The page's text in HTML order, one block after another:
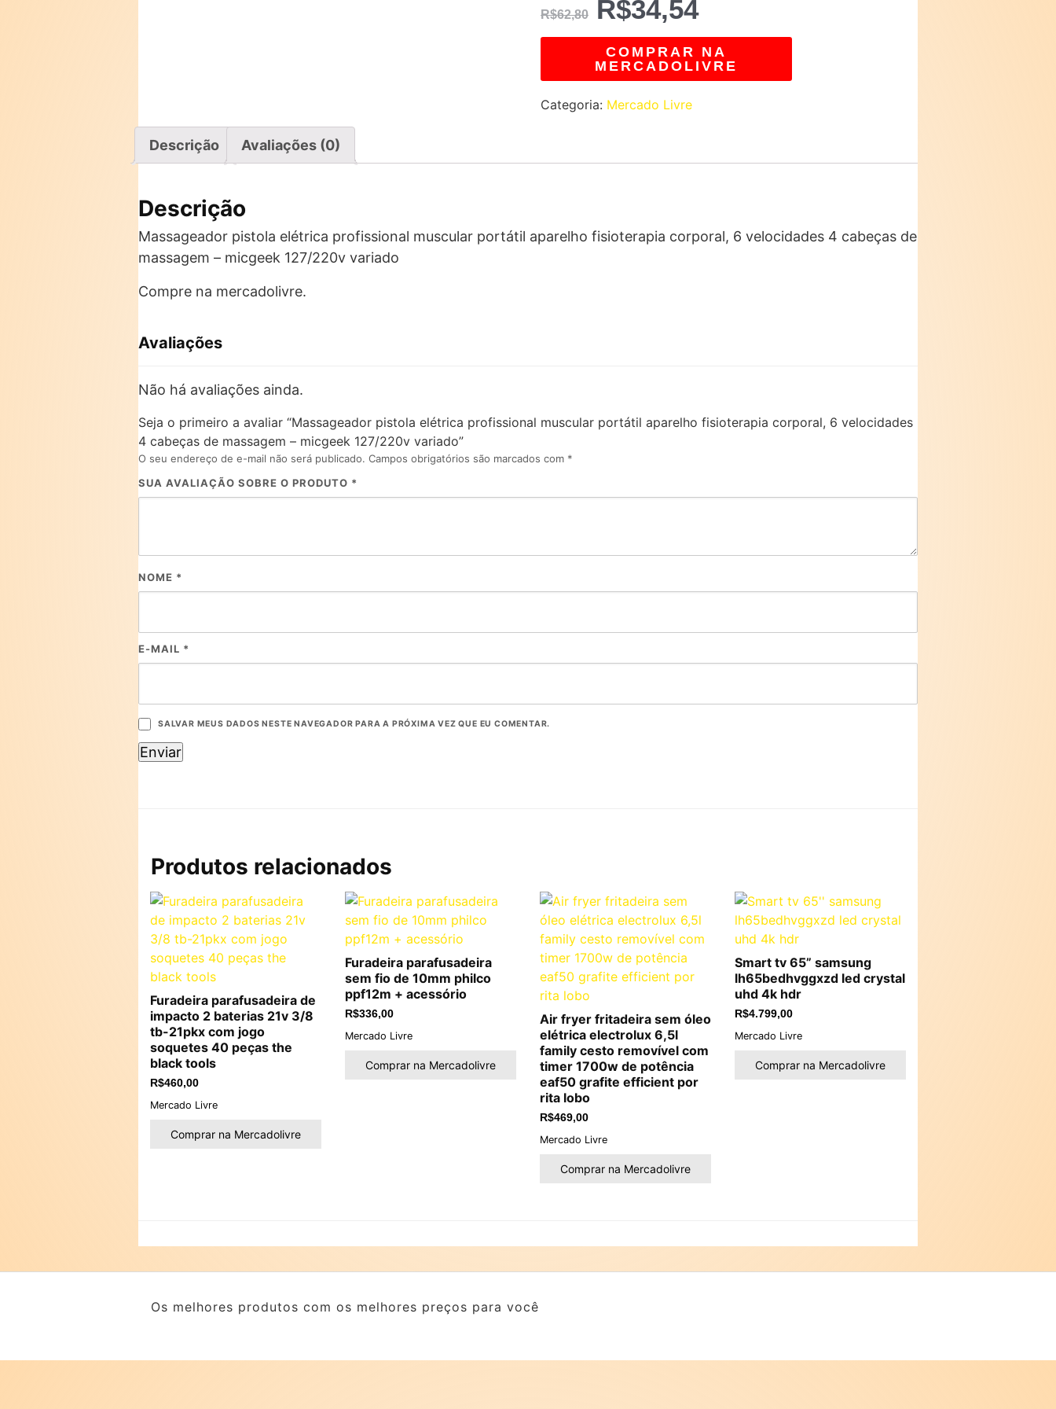
R$62,80 R$34,54
COMPRAR NA
MERCADOLIVRE
Categoria: Mercado Livre
Descrição Avaliações (0)
Descrição
Massageador pistola elétrica profissional muscular portátil aparelho fisioterapia corporal, 6 velocidades 4 cabeças de
massagem – micgeek 127/220v variado
Compre na mercadolivre.
Avaliações
Não há avaliações ainda.
Seja o primeiro a avaliar “Massageador pistola elétrica profissional muscular portátil aparelho fisioterapia corporal, 6 velocidades
4 cabeças de massagem – micgeek 127/220v variado”
O seu endereço de e-mail não será publicado. Campos obrigatórios são marcados com *
SUA AVALIAÇÃO SOBRE O PRODUTO *
NOME *
E-MAIL *
SALVAR MEUS DADOS NESTE NAVEGADOR PARA A PRÓXIMA VEZ QUE EU COMENTAR.
Produtos relacionados
Furadeira parafusadeira de
impacto 2 baterias 21v 3/8
tb-21pkx com jogo
soquetes 40 peças the
black tools
R$460,00
Mercado Livre
Comprar na Mercadolivre
Furadeira parafusadeira
sem fio de 10mm philco
ppf12m + acessório
R$336,00
Mercado Livre
Comprar na Mercadolivre
Air fryer fritadeira sem óleo
elétrica electrolux 6,5l
family cesto removível com
timer 1700w de potência
eaf50 grafite efficient por
rita lobo
R$469,00
Mercado Livre
Comprar na Mercadolivre
Smart tv 65” samsung
lh65bedhvggxzd led crystal
uhd 4k hdr
R$4.799,00
Mercado Livre
Comprar na Mercadolivre
Os melhores produtos com os melhores preços para você